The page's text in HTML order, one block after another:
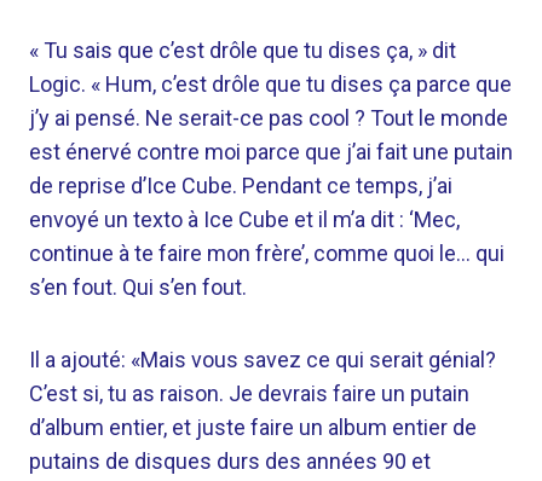
« Tu sais que c’est drôle que tu dises ça, » dit
Logic. « Hum, c’est drôle que tu dises ça parce que
j’y ai pensé. Ne serait-ce pas cool ? Tout le monde
est énervé contre moi parce que j’ai fait une putain
de reprise d’Ice Cube. Pendant ce temps, j’ai
envoyé un texto à Ice Cube et il m’a dit : ‘Mec,
continue à te faire mon frère’, comme quoi le… qui
s’en fout. Qui s’en fout.
Il a ajouté: «Mais vous savez ce qui serait génial?
C’est si, tu as raison. Je devrais faire un putain
d’album entier, et juste faire un album entier de
putains de disques durs des années 90 et